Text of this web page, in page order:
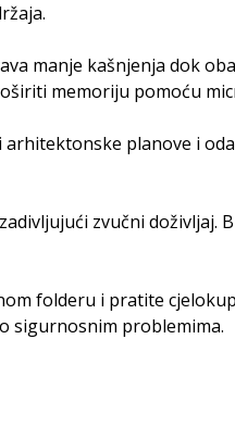
manje kašnjenja dok
memoriju pomoću
planove i
zvučni doživljaj.
folderu i pratite
sigurnosnim problemima.